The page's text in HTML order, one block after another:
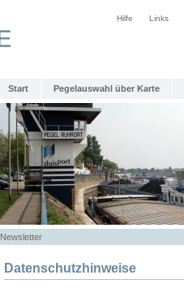
Hilfe Links
Start Pegelauswahl über Karte
Newsletter
Datenschutzhinweise